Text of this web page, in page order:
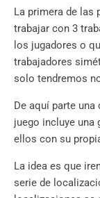
La primera de las
trabajar con 3
los jugadores o
trabajadores
solo tendremos
De aquí parte
juego incluye una
ellos con su
La idea es que
serie de